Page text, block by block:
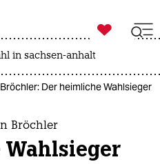
ich

taz zahl ich
in sachsen-anhalt
Der heimliche Wahlsieger
Bröchler